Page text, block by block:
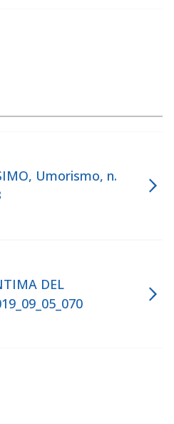
Umorismo, n.
DEL